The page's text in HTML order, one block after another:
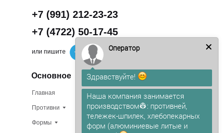
+7 (991) 212-23-23
Основное
Главная
О компании
Противни
или пишите
+7 (4722) 50-17-45
Формы
В наличии
Оператор
Здравствуйте!
Наша компания занимается
производством👷: противней,
тележек-шпилек, хлебопекарных
форм (алюминиевые литые и